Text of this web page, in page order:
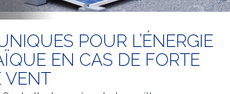
POUR L’ÉNERGIE
EN CAS DE FORTE
VENT